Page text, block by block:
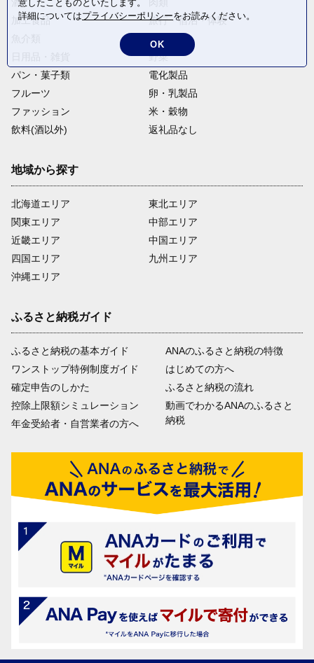
酒
加工食品
旅行・宿泊・体験
麺類
野菜
パン・菓子類
電化製品
フルーツ
卵・乳製品
ファッション
米・穀物
飲料(酒以外)
返礼品なし
地域から探す
北海道エリア
関東エリア
近畿エリア
四国エリア
沖縄エリア
東北エリア
中部エリア
中国エリア
九州エリア
ふるさと納税ガイド
ふるさと納税の基本ガイド
ワンストップ特例制度ガイド
確定申告のしかた
控除上限額シミュレーション
年金受給者・自営業者の方へ
ANAのふるさと納税の特徴
はじめての方へ
ふるさと納税の流れ
動画でわかるANAのふるさと
納税
意したことものといたします。
詳細についてはプライバシーポリシーをお読みください。
OK